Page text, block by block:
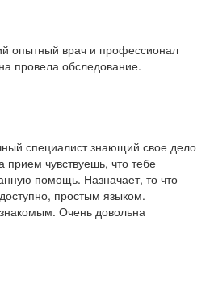
опытный врач и профессионал
провела обследование.
специалист знающий свое дело
чувствуешь, что тебе
помощь. Назначает, то что
простым языком.
Очень довольна